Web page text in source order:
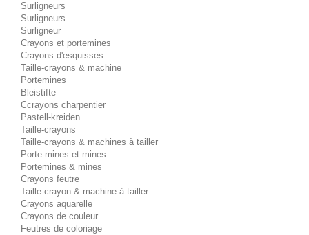
Surligneurs
Surligneurs
Surligneur
Crayons et portemines
Crayons d'esquisses
Taille-crayons & machine
Portemines
Bleistifte
Ccrayons charpentier
Pastell-kreiden
Taille-crayons
Taille-crayons & machines à tailler
Porte-mines et mines
Portemines & mines
Crayons feutre
Taille-crayon & machine à tailler
Crayons aquarelle
Crayons de couleur
Feutres de coloriage